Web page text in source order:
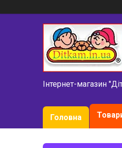
Інтернет-магазин
Головна